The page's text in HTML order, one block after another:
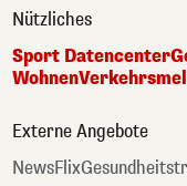
Nützliches
Sport Datencenter
Wohnen
Externe Angebote
NewsFlix